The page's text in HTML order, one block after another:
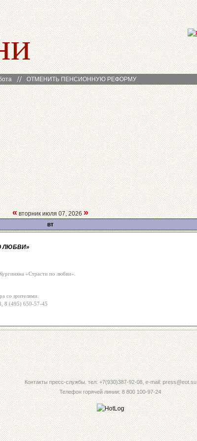
ОТМЕНИТЬ ПЕНСИОННУЮ РЕФОРМУ
«вторник июля 07, 2026»
вт
ЛЮБВИ»
«Страсти по любви».
со зрителями.
8 (495) 650-57-45
Контакты пресс-службы. тел: +7(930)387-92-08, e-mail: press@eot.su
Телефон горячей линии: 8 800 100-97-24